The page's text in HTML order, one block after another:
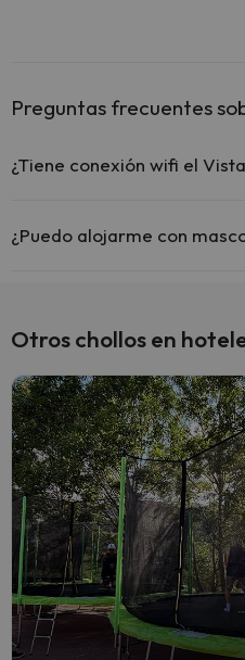
Preguntas frecuentes
¿Tiene conexión wifi el
¿Puedo alojarme con
Otros chollos en